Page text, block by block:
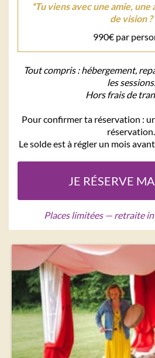
*Tu viens avec une amie,
de vision ?
990€ par
Tout compris : hébergement,
les sessions.
Hors frais de
Pour confirmer ta réservation :
réservation.
Le solde est à régler un mois
JE RÉSERVE
Places limitées — retraite